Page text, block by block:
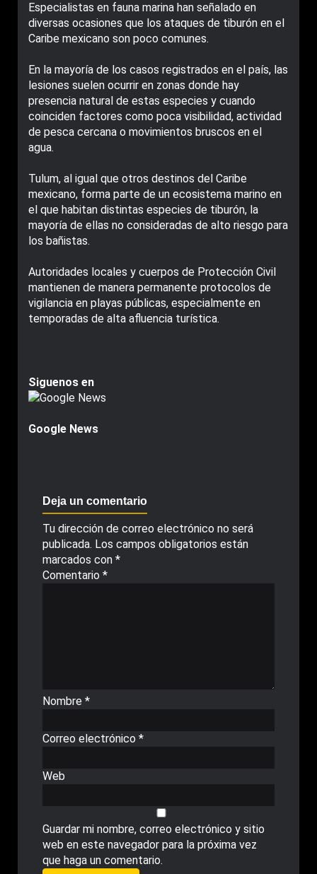
Especialistas en fauna marina han señalado en
diversas ocasiones que los ataques de tiburón en el
Caribe mexicano son poco comunes.
En la mayoría de los casos registrados en el país, las
lesiones suelen ocurrir en zonas donde hay
presencia natural de estas especies y cuando
coinciden factores como poca visibilidad, actividad
de pesca cercana o movimientos bruscos en el
agua.
Tulum, al igual que otros destinos del Caribe
mexicano, forma parte de un ecosistema marino en
el que habitan distintas especies de tiburón, la
mayoría de ellas no consideradas de alto riesgo para
los bañistas.
Autoridades locales y cuerpos de Protección Civil
mantienen de manera permanente protocolos de
vigilancia en playas públicas, especialmente en
temporadas de alta afluencia turística.
Siguenos en
Google News
Deja un comentario
Tu dirección de correo electrónico no será
publicada. Los campos obligatorios están
marcados con *
Comentario *
Nombre *
Correo electrónico *
Web
Guardar mi nombre, correo electrónico y sitio
web en este navegador para la próxima vez
que haga un comentario.